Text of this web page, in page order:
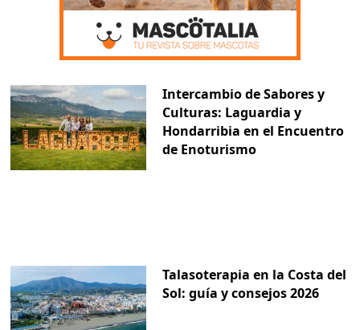
Intercambio de Sabores y
Culturas: Laguardia y
Hondarribia en el Encuentro
de Enoturismo
Talasoterapia en la Costa del
Sol: guía y consejos 2026